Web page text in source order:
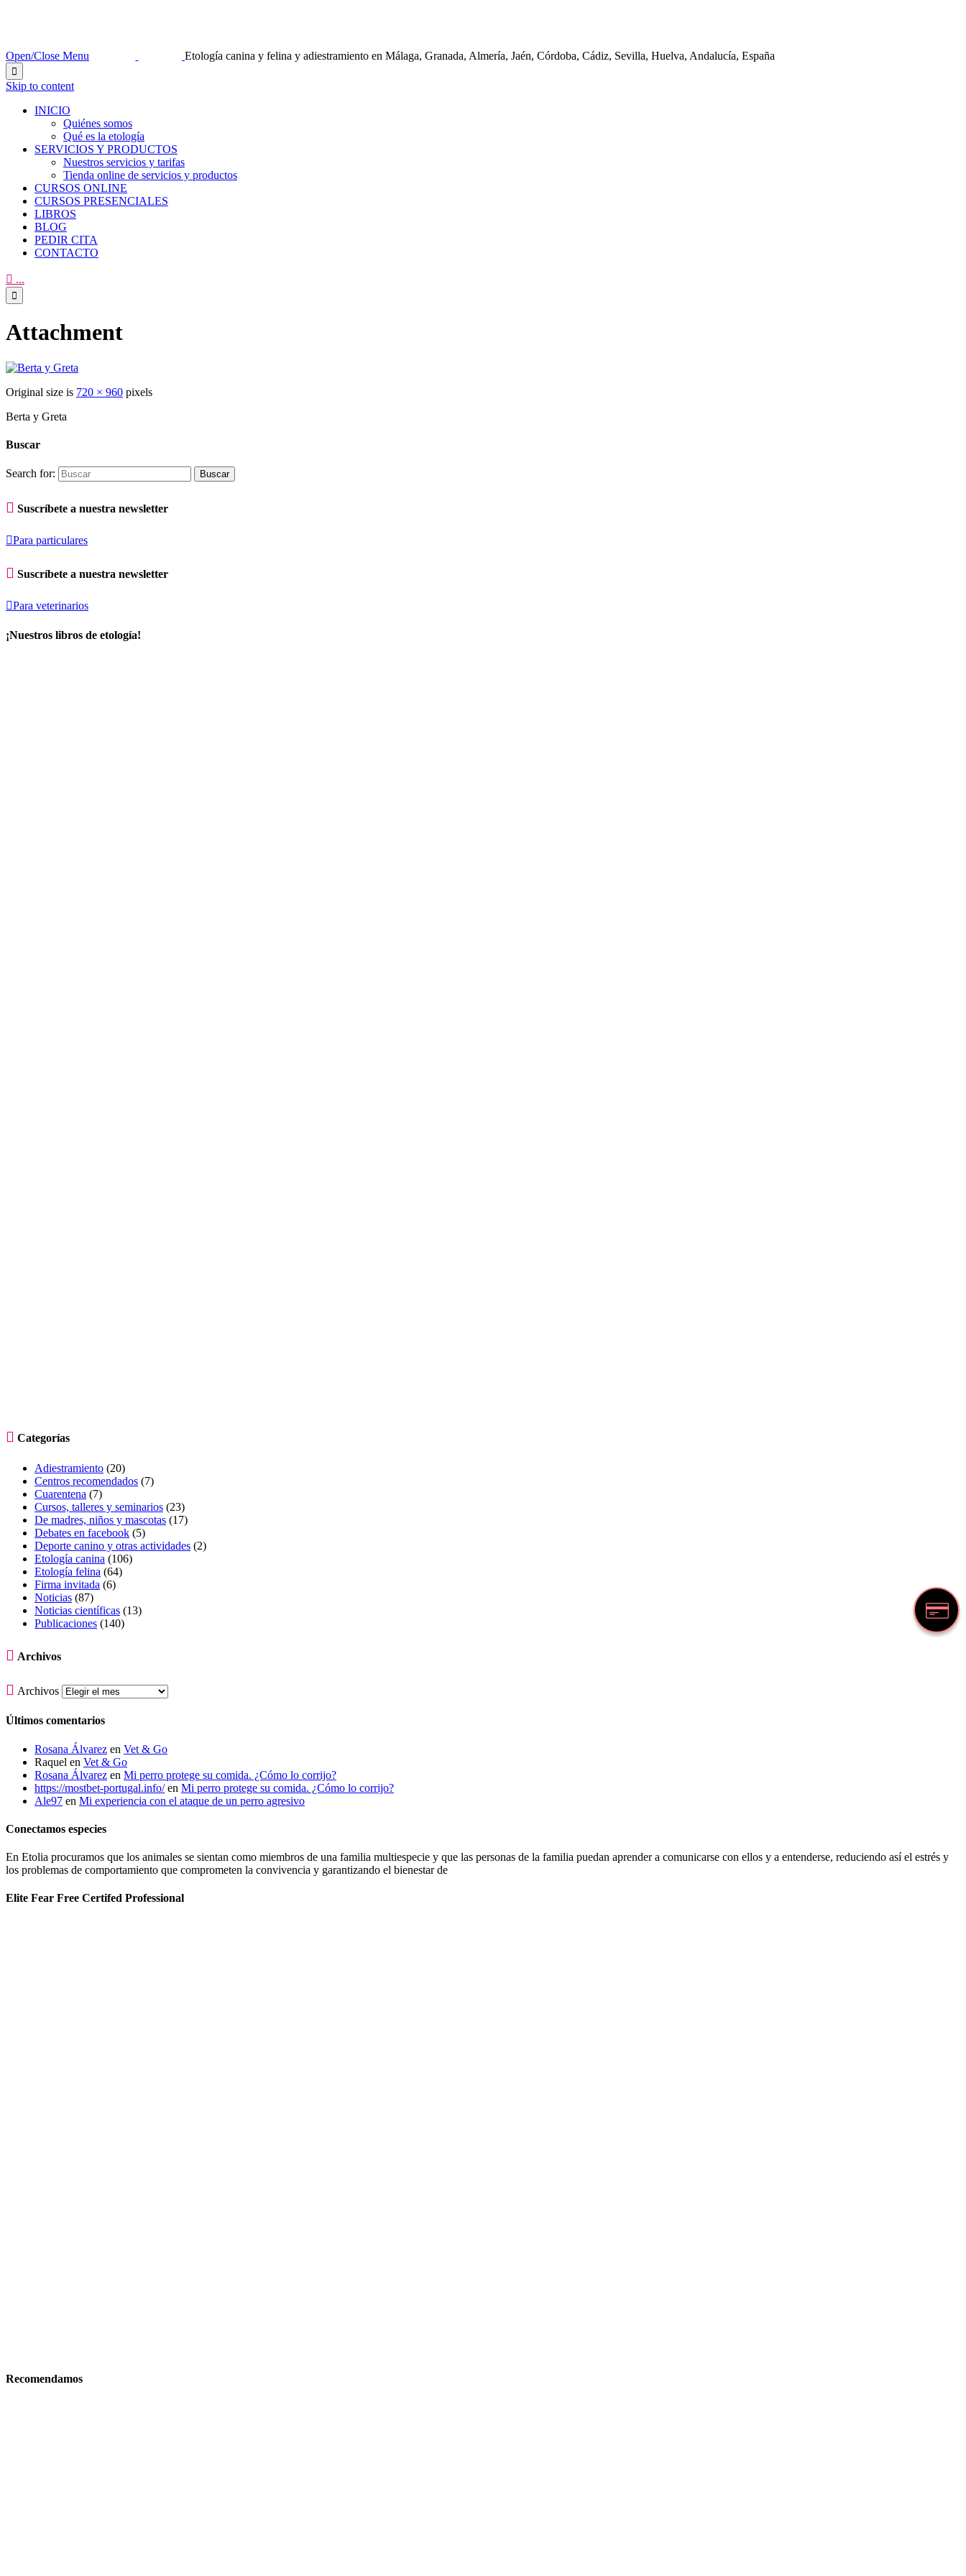
Open/Close Menu Etología canina y felina y adiestramiento en Málaga, Granada, Almería, Jaén, Córdoba, Cádiz, Sevilla, Huelva, Andalucía, España

Skip to content
INICIO
Quiénes somos
Qué es la etología
SERVICIOS Y PRODUCTOS
Nuestros servicios y tarifas
Tienda online de servicios y productos
CURSOS ONLINE
CURSOS PRESENCIALES
LIBROS
BLOG
PEDIR CITA
CONTACTO
 ...

Attachment
Original size is 720 × 960 pixels
Berta y Greta
Buscar
Search for:
 Suscríbete a nuestra newsletter
Para particulares
 Suscríbete a nuestra newsletter
Para veterinarios
¡Nuestros libros de etología!
 Categorías
Adiestramiento (20)
Centros recomendados (7)
Cuarentena (7)
Cursos, talleres y seminarios (23)
De madres, niños y mascotas (17)
Debates en facebook (5)
Deporte canino y otras actividades (2)
Etología canina (106)
Etología felina (64)
Firma invitada (6)
Noticias (87)
Noticias científicas (13)
Publicaciones (140)
 Archivos
 Archivos
Últimos comentarios
Rosana Álvarez en Vet & Go
Raquel en Vet & Go
Rosana Álvarez en Mi perro protege su comida. ¿Cómo lo corrijo?
https://mostbet-portugal.info/en Mi perro protege su comida. ¿Cómo lo corrijo?
Ale97 en Mi experiencia con el ataque de un perro agresivo
Conectamos especies
En Etolia procuramos que los animales se sientan como miembros de una familia multiespecie y que las personas de la familia puedan aprender a comunicarse con ellos y a entenderse, reduciendo así el estrés y
los problemas de comportamiento que comprometen la convivencia y garantizando el bienestar de
Elite Fear Free Certifed Professional
Recomendamos